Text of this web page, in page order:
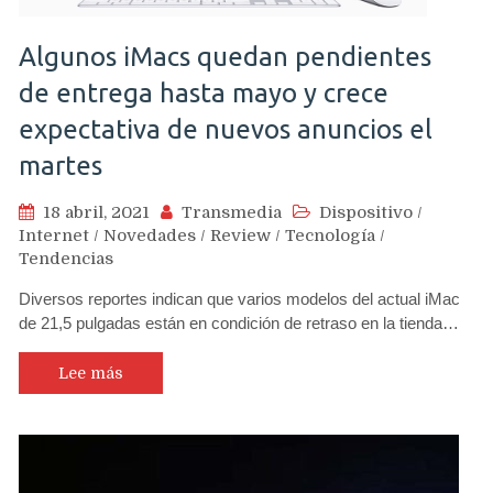
Algunos iMacs quedan pendientes
de entrega hasta mayo y crece
expectativa de nuevos anuncios el
martes
18 abril, 2021 Transmedia Dispositivo /
Internet / Novedades / Review / Tecnología /
Tendencias
Diversos reportes indican que varios modelos del actual iMac
de 21,5 pulgadas están en condición de retraso en la tienda…
Lee más